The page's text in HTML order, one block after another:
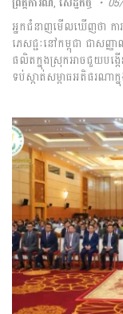
អ្នកជំនាញ​មើលឃើញ​ថា​ ក
ភេសជ្ជៈ​នៅ​កម្ពុជា​ ជា​សញ្ញ
ផលិត​ក្នុង​ស្រុក​អាច​ជួយ​បង្កើ
ទប់ស្កាត់​សម្ពាធ​អតិផរណា​ក្